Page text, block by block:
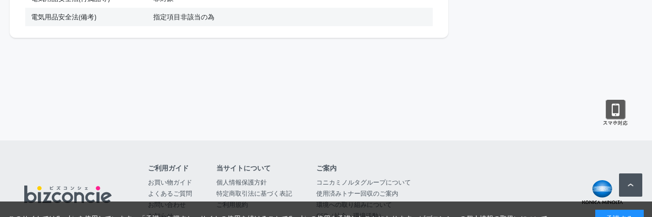
電気用品安全法(備考)
指定項目非該当の為
ご利用ガイド
お買い物ガイド
よくあるご質問
お問い合わせ
当サイトについて
個人情報保護方針
特定商取引法に基づく表記
ご利用規約
ご案内
コニカミノルタグループについて
使用済みトナー回収のご案内
環境への取り組みについて